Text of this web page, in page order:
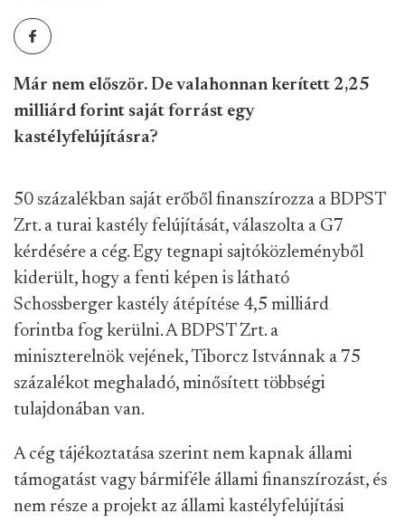
Már nem először. De valahonnan kerített 2,25
milliárd forint saját forrást egy
kastélyfelújításra?
50 százalékban saját erőből finanszírozza a BDPST
Zrt. a turai kastély felújítását, válaszolta a G7
kérdésére a cég. Egy tegnapi sajtóközleményből
kiderült, hogy a fenti képen is látható
Schossberger kastély átépítése 4,5 milliárd
forintba fog kerülni. A BDPST Zrt. a
miniszterelnök vejének, Tiborcz Istvánnak a 75
százalékot meghaladó, minősített többségi
tulajdonában van.
A cég tájékoztatása szerint nem kapnak állami
támogatást vagy bármiféle állami finanszírozást, és
nem része a projekt az állami kastélyfelújítási